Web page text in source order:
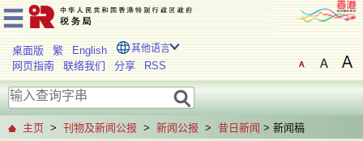
桌面版 繁 English 其他语言
网页指南 联络我们 分享 RSS
主页 > 刊物及新闻公报 > 新闻公报 > 昔日新闻 > 新闻稿